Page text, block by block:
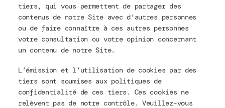
tiers, qui vous permettent de partager des
contenus de notre Site avec d’autres personnes
ou de faire connaître à ces autres personnes
votre consultation ou votre opinion concernant
un contenu de notre Site.
L’émission et l’utilisation de cookies par des
tiers sont soumises aux politiques de
confidentialité de ces tiers. Ces cookies ne
relèvent pas de notre contrôle. Veuillez-vous